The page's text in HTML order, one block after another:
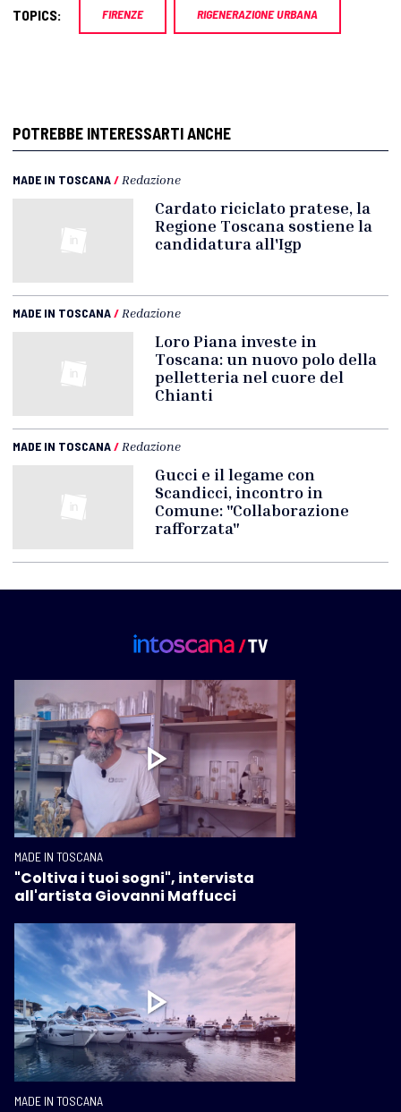
TOPICS: FIRENZE RIGENERAZIONE URBANA
POTREBBE INTERESSARTI ANCHE
MADE IN TOSCANA/ Redazione
Cardato riciclato pratese, la
Regione Toscana sostiene la
candidatura all'Igp
MADE IN TOSCANA/ Redazione
Loro Piana investe in
Toscana: un nuovo polo della
pelletteria nel cuore del
Chianti
MADE IN TOSCANA/ Redazione
Gucci e il legame con
Scandicci, incontro in
Comune: "Collaborazione
rafforzata"
MADE IN TOSCANA
"Coltiva i tuoi sogni", intervista
all'artista Giovanni Maffucci
MADE IN TOSCANA